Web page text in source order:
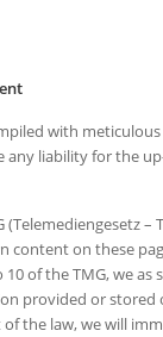
with
any liability for the
–
content on these
of the TMG, we
provided or stored
the law, we will